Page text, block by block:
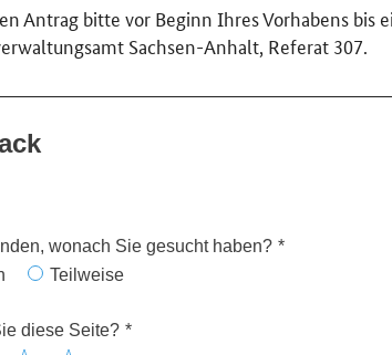
Antrag bitte vor Beginn Ihres Vorhabens bis
Sachsen-Anhalt, Referat 307.